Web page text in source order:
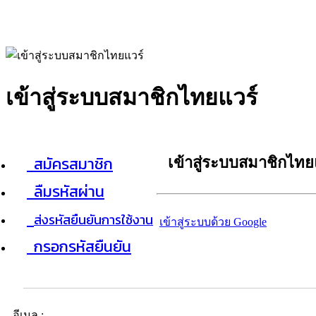
เข้าสู่ระบบสมาชิกไทยแวร์
สมัครสมาชิก
ลืมรหัสผ่าน
ส่งรหัสยืนยันการใช้งาน
กรอกรหัสยืนยัน
เข้าสู่ระบบสมาชิกไท
เข้าสู่ระบบด้วย Google